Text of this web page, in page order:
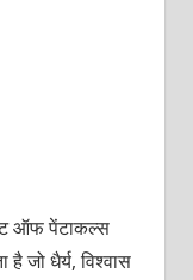
ऑफ पेंटाकल्‍स
है जो धैर्य, विश्‍वास